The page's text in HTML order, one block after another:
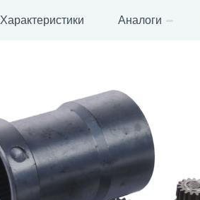
Характеристики Аналоги